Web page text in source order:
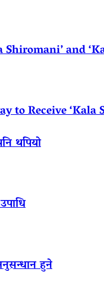
and
to Receive
थपियो
हुने